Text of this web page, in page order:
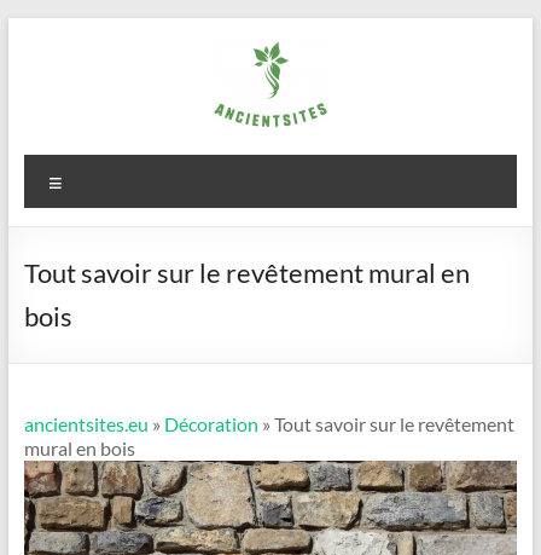
ancientsites.eu
Tout savoir sur le revêtement mural en
bois
ancientsites.eu » Décoration » Tout savoir sur le revêtement
mural en bois